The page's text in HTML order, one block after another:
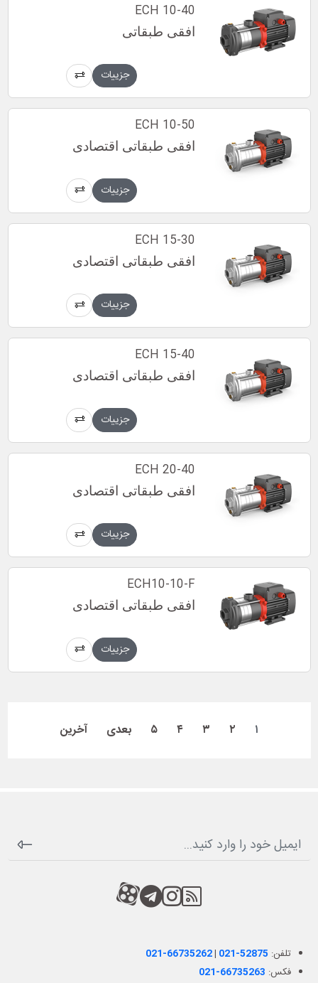
ECH 10-40
افقی طبقاتی
جزییات
ECH 10-50
افقی طبقاتی اقتصادی
جزییات
ECH 15-30
افقی طبقاتی اقتصادی
جزییات
ECH 15-40
افقی طبقاتی اقتصادی
جزییات
ECH 20-40
افقی طبقاتی اقتصادی
جزییات
ECH10-10-F
افقی طبقاتی اقتصادی
جزییات
۱ ۲ ۳ ۴ ۵ بعدی آخرین
RSS
کانال آپارات
کانال تلگرام
کانال آپارات
تلفن: 021-66735262| 021-52875
فکس: 021-66735263